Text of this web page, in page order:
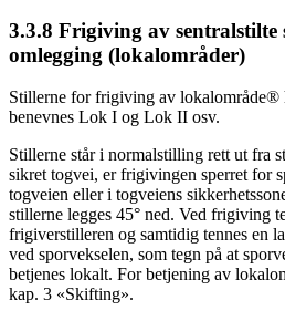
3.3.8 Frigiving av
omlegging (lokalområder)
Stillerne for frigiving av lokalområde®
benevnes Lok I og Lok II osv.
Stillerne står i normalstilling rett ut fra
sikret togvei, er frigivingen sperret for
togveien eller i togveiens
stillerne legges 45° ned. Ved frigiving
frigiverstilleren og samtidig tennes en
ved sporvekselen, som tegn på at
betjenes lokalt. For betjening av
kap. 3 «Skifting».